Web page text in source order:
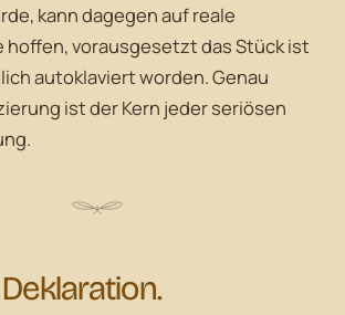
kann dagegen auf reale
hoffen, vorausgesetzt das Stück ist
autoklaviert worden. Genau
ist der Kern jeder seriösen
Deklaration.